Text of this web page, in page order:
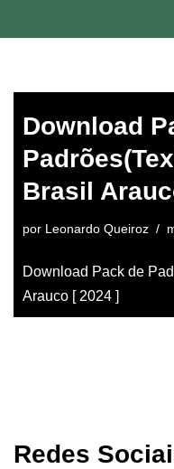
conteúdo
Download
Brasil
por Leonardo Queiroz
Download Pack de
Arauco [ 2024 ]
Redes